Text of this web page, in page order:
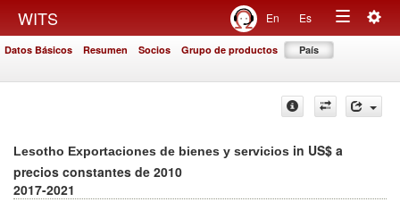
WITS En Es
Toggle
Datos Básicos Resumen Socios Grupo de productos País
Lesotho Exportaciones de bienes y servicios in US$ a
precios constantes de 2010
2017-2021